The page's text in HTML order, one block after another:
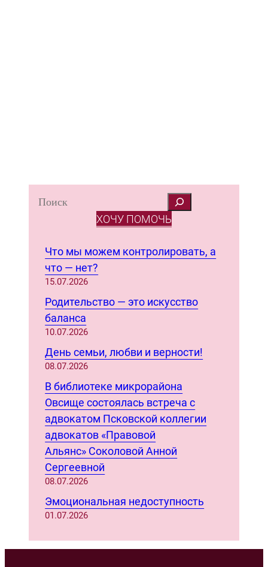
S
ХОЧУ ПОМОЧЬ
Что мы можем контролировать, а
что — нет?
15.07.2026
Родительство — это искусство
баланса
10.07.2026
День семьи, любви и верности!
08.07.2026
В библиотеке микрорайона
Овсище состоялась встреча с
адвокатом Псковской коллегии
адвокатов «Правовой
Альянс» Соколовой Анной
Сергеевной
08.07.2026
Эмоциональная недоступность
01.07.2026